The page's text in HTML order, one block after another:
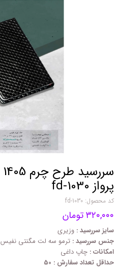
پرواز fd-1030
کد محصول: fd-1030
۳۲۰,۰۰۰ تومان
سایز سررسید : وزیری
جنس سررسید : ترمو سه لت مگنتی نفیس
امکانات : چاپ داغی
حداقل تعداد سفارش : 50